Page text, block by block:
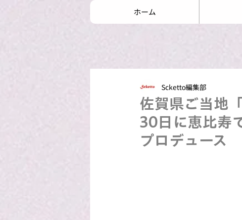
ホーム
佐賀県ご当地
30日に恵比寿
プロデュース
Scketto編集部